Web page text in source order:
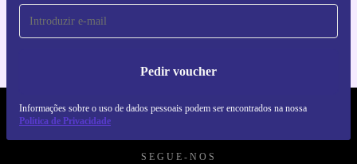
Pedir voucher
Informações sobre o uso de dados pessoais podem ser encontrados na nossa
Política de Privacidade
REFURBED PORTUGAL - RETHINK NEW.
SEGUE-NOS